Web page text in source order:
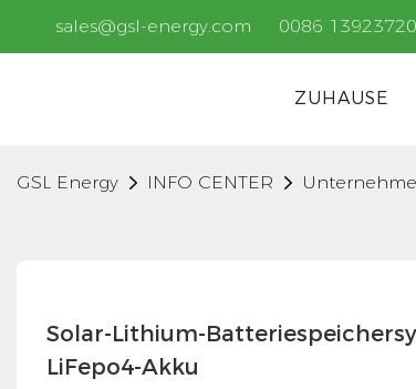
sales@gsl-energy.com 0086
ZUHAUSE
GSL Energy INFO CENTER
Solar-Lithium-
LiFepo4-Akku